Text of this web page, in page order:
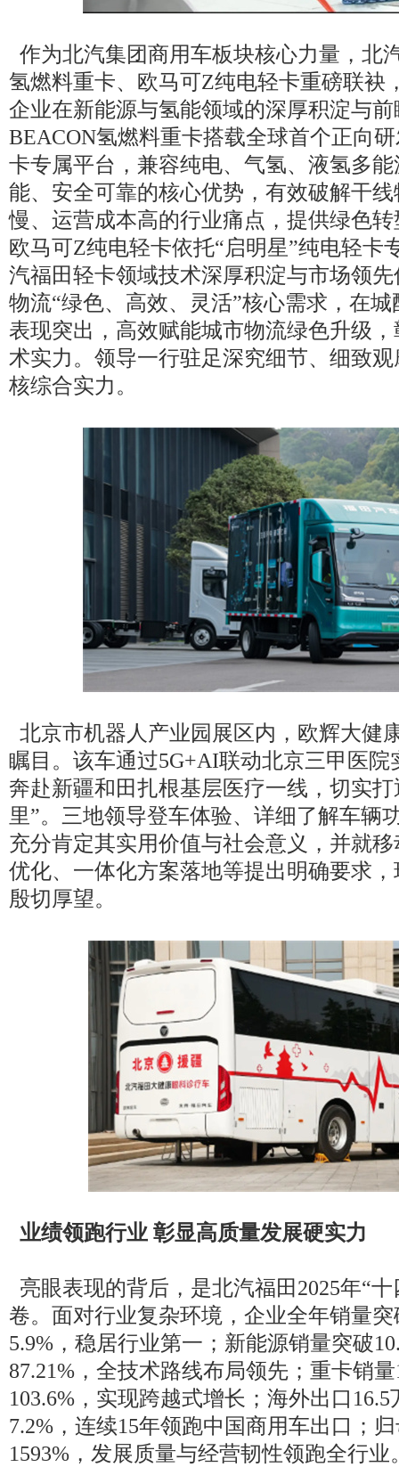
作为北汽集团商用车板块核心力量，北
氢燃料重卡、欧马可Z纯电轻卡重磅联袂
企业在新能源与氢能领域的深厚积淀与
BEACON氢燃料重卡搭载全球首个正向
卡专属平台，兼容纯电、气氢、液氢多
能、安全可靠的核心优势，有效破解干
慢、运营成本高的行业痛点，提供绿色
欧马可Z纯电轻卡依托“启明星”纯电轻卡
汽福田轻卡领域技术深厚积淀与市场领
物流“绿色、高效、灵活”核心需求，在
表现突出，高效赋能城市物流绿色升级
术实力。领导一行驻足深究细节、细致
核综合实力。
北京市机器人产业园展区内，欧辉大健
瞩目。该车通过5G+AI联动北京三甲医院
奔赴新疆和田扎根基层医疗一线，切实
里”。三地领导登车体验、详细了解车辆
充分肯定其实用价值与社会意义，并就
优化、一体化方案落地等提出明确要求
殷切厚望。
业绩领跑行业 彰显高质量发展硬实力
亮眼表现的背后，是北汽福田2025年“
卷。面对行业复杂环境，企业全年销量
5.9%，稳居行业第一；新能源销量突破
87.21%，全技术路线布局领先；重卡销
103.6%，实现跨越式增长；海外出口
7.2%，连续15年领跑中国商用车出口；
1593%，发展质量与经营韧性领跑全行业